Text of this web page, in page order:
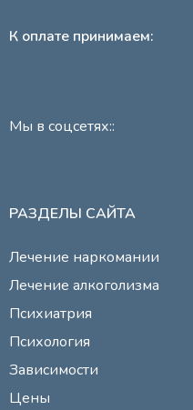
К оплате принимаем:
Мы в соцсетях::
РАЗДЕЛЫ САЙТА
Лечение наркомании
Лечение алкоголизма
Психиатрия
Психология
Зависимости
Цены